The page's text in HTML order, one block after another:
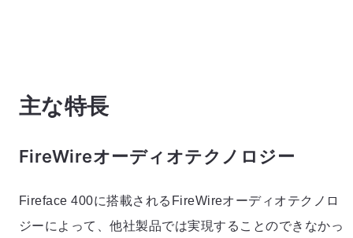
主な特長
FireWireオーディオテクノロジー
Fireface 400に搭載されるFireWireオーディオテクノロ
ジーによって、他社製品では実現することのできなかっ